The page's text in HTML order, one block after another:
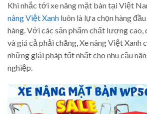
Khi nhắc tới xe nâng mặt bàn tại Việt
nâng Việt Xanh luôn là lựa chọn hàng
hàng. Với các sản phẩm chất lượng cao,
và giá cả phải chăng, Xe nâng Việt Xanh
những giải pháp tốt nhất cho nhu cầu
nghiệp.